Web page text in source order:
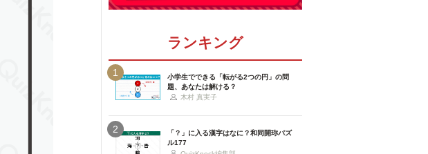
ランキング
1
小学生でできる「転がる2つの円」の問
題、あなたは解ける？
木村 真実子
2
「？」に入る漢字はなに？和同開珎パズ
ル177